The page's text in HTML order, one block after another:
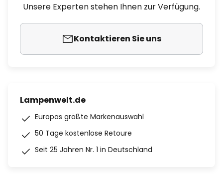
Unsere Experten stehen Ihnen zur Verfügung.
Kontaktieren Sie uns
Lampenwelt.de
Europas größte Markenauswahl
50 Tage kostenlose Retoure
Seit 25 Jahren Nr. 1 in Deutschland